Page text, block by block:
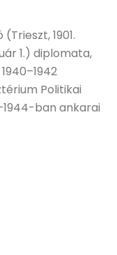
1901.
1.) diplomata,
Politikai
ban ankarai